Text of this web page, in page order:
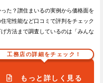
た？讃住まいるの実例から価格面を
宅性能など口コミで評判をチェック
方法まで調査しているのは「みんな
工務店の詳細をチェック！
もっと詳しく見る